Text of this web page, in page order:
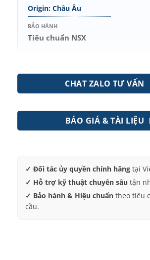
Origin: Châu Âu
BẢO HÀNH
Tiêu chuẩn NSX
CHAT ZALO TƯ VẤN
BÁO GIÁ & TÀI LIỆU
✓ Đối tác ủy quyền chính hãng tại
✓ Hỗ trợ kỹ thuật chuyên sâu tận
✓ Bảo hành & Hiệu chuẩn theo tiêu
cầu.